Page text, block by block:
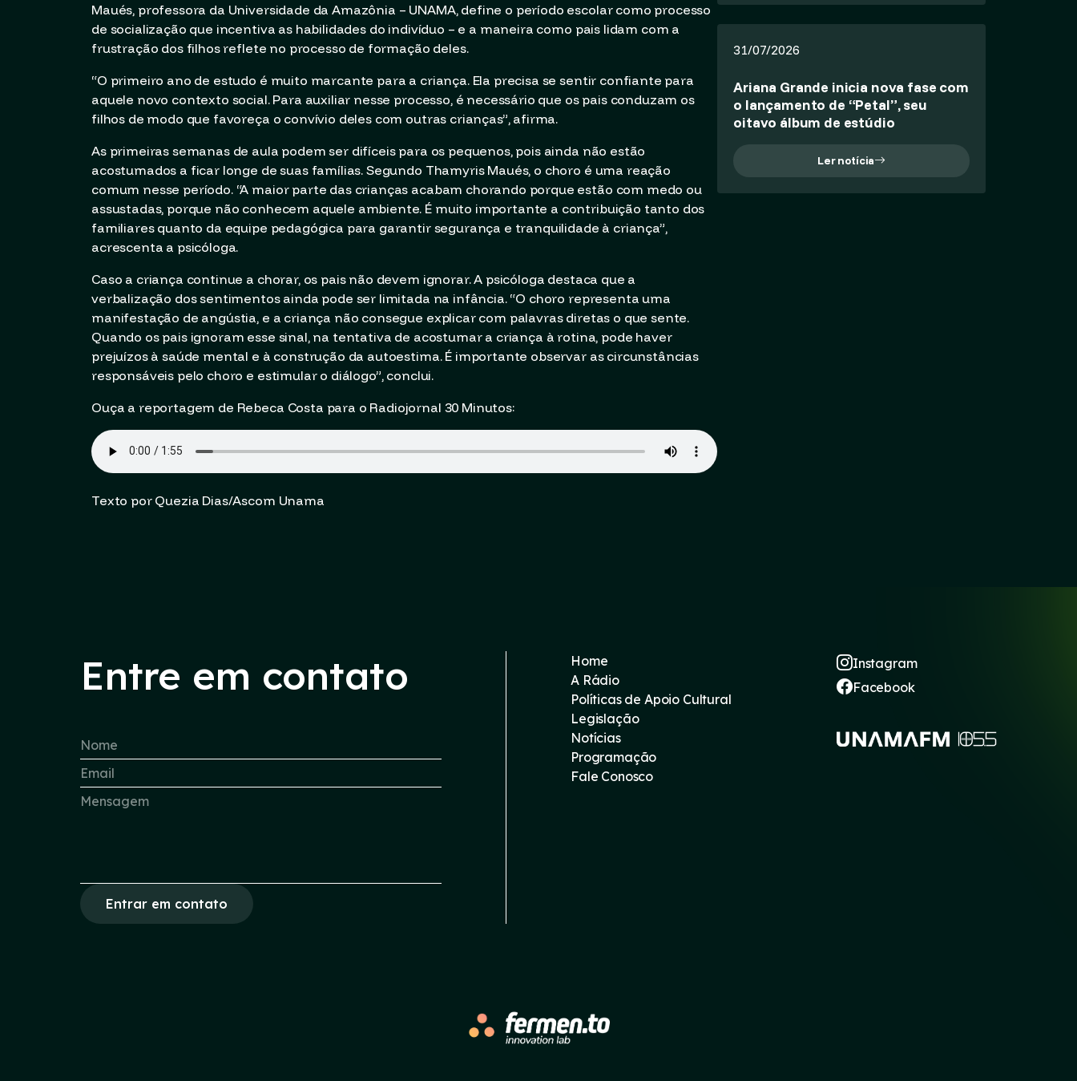
Maués, professora da Universidade da Amazônia – UNAMA, define o período escolar como processo
de socialização que incentiva as habilidades do indivíduo – e a maneira como pais lidam com a
frustração dos filhos reflete no processo de formação deles.
“O primeiro ano de estudo é muito marcante para a criança. Ela precisa se sentir confiante para
aquele novo contexto social. Para auxiliar nesse processo, é necessário que os pais conduzam os
filhos de modo que favoreça o convívio deles com outras crianças”, afirma.
As primeiras semanas de aula podem ser difíceis para os pequenos, pois ainda não estão
acostumados a ficar longe de suas famílias. Segundo Thamyris Maués, o choro é uma reação
comum nesse período. “A maior parte das crianças acabam chorando porque estão com medo ou
assustadas, porque não conhecem aquele ambiente. É muito importante a contribuição tanto dos
familiares quanto da equipe pedagógica para garantir segurança e tranquilidade à criança”,
acrescenta a psicóloga.
Caso a criança continue a chorar, os pais não devem ignorar. A psicóloga destaca que a
verbalização dos sentimentos ainda pode ser limitada na infância. “O choro representa uma
manifestação de angústia, e a criança não consegue explicar com palavras diretas o que sente.
Quando os pais ignoram esse sinal, na tentativa de acostumar a criança à rotina, pode haver
prejuízos à saúde mental e à construção da autoestima. É importante observar as circunstâncias
responsáveis pelo choro e estimular o diálogo”, conclui.
Ouça a reportagem de Rebeca Costa para o Radiojornal 30 Minutos:
Texto por Quezia Dias/Ascom Unama
31/07/2026
Ariana Grande inicia nova fase com
o lançamento de “Petal”, seu
oitavo álbum de estúdio
Ler notícia
Entre em contato
Entrar em contato
Home
A Rádio
Políticas de Apoio Cultural
Legislação
Notícias
Programação
Fale Conosco
Instagram
Facebook